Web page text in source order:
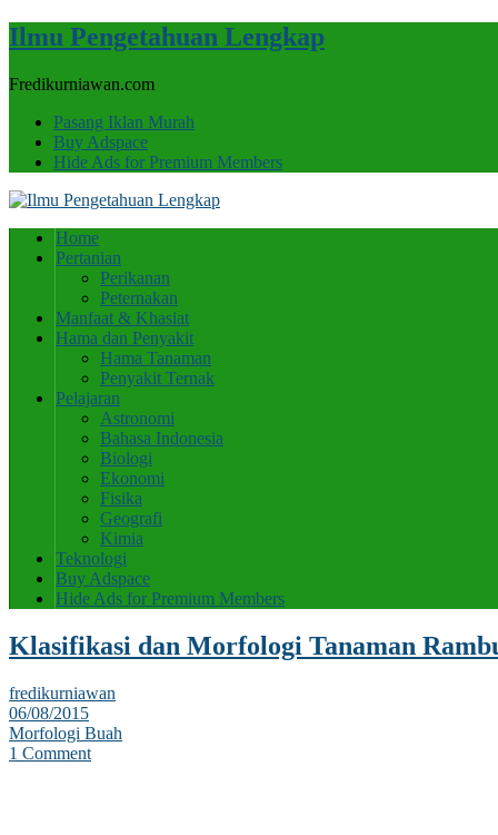
Ilmu Pengetahuan Lengkap
Fredikurniawan.com
Pasang Iklan Murah
Buy Adspace
Hide Ads for Premium Members
Home
Pertanian
Perikanan
Peternakan
Manfaat & Khasiat
Hama dan Penyakit
Hama Tanaman
Penyakit Ternak
Pelajaran
Astronomi
Bahasa Indonesia
Biologi
Ekonomi
Fisika
Geografi
Kimia
Teknologi
Buy Adspace
Hide Ads for Premium Members
Klasifikasi dan Morfologi Tanaman
fredikurniawan
06/08/2015
Morfologi Buah
1 Comment